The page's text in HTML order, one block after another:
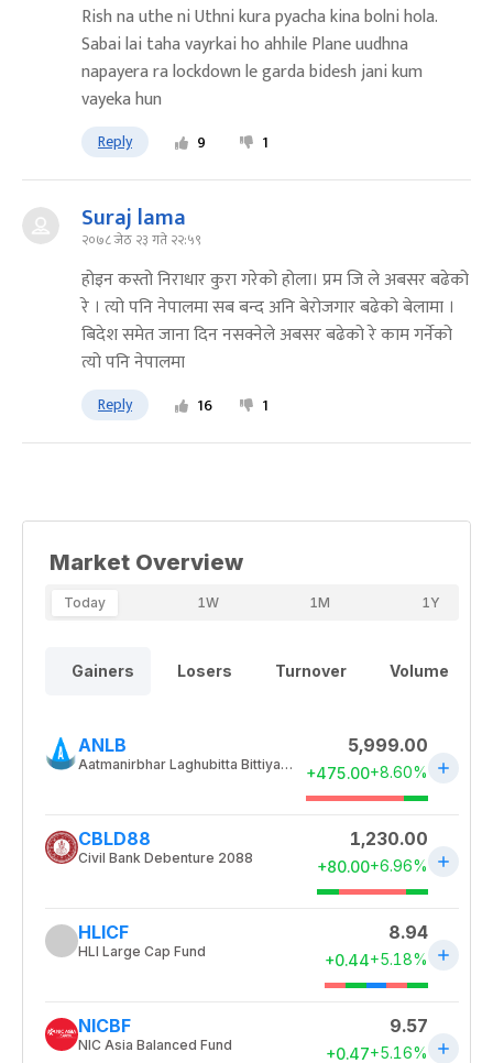
Rish na uthe ni Uthni kura pyacha kina bolni hola.
Sabai lai taha vayrkai ho ahhile Plane uudhna
napayera ra lockdown le garda bidesh jani kum
vayeka hun
Reply 9 1
Suraj lama
२०७८ जेठ २३ गते २२:५९
होइन कस्तो निराधार कुरा गरेको होला। प्रम जि ले अबसर बढेको
रे । त्यो पनि नेपालमा सब बन्द अनि बेरोजगार बढेको बेलामा ।
बिदेश समेत जाना दिन नसक्नेले अबसर बढेको रे काम गर्नेको
त्यो पनि नेपालमा
Reply 16 1